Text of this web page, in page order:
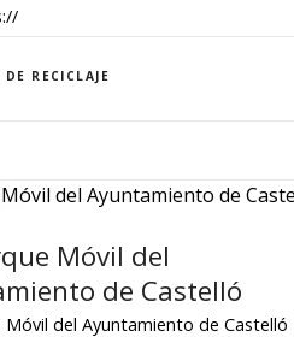
DE RECICLAJE
Móvil del
de Castelló
Móvil del Ayuntamiento de Castelló